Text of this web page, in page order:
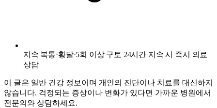
지속 복통·황달·5회 이상 구토 24시간 지속 시 즉시 의료
상담
이 글은 일반 건강 정보이며 개인의 진단이나 치료를 대신하지
않습니다. 걱정되는 증상이나 변화가 있다면 가까운 병원에서
전문의와 상담하세요.